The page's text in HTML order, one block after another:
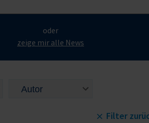
oder
zeige mir alle News
Filter
Product